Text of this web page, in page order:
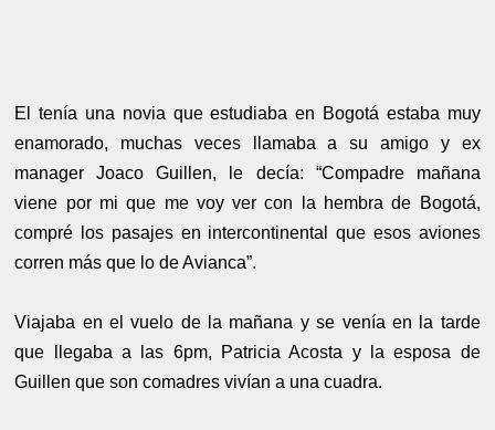
El tenía una novia que estudiaba en Bogotá estaba muy
enamorado, muchas veces llamaba a su amigo y ex
manager Joaco Guillen, le decía: “Compadre mañana
viene por mi que me voy ver con la hembra de Bogotá,
compré los pasajes en intercontinental que esos aviones
corren más que lo de Avianca”.
Viajaba en el vuelo de la mañana y se venía en la tarde
que llegaba a las 6pm, Patricia Acosta y la esposa de
Guillen que son comadres vivían a una cuadra.